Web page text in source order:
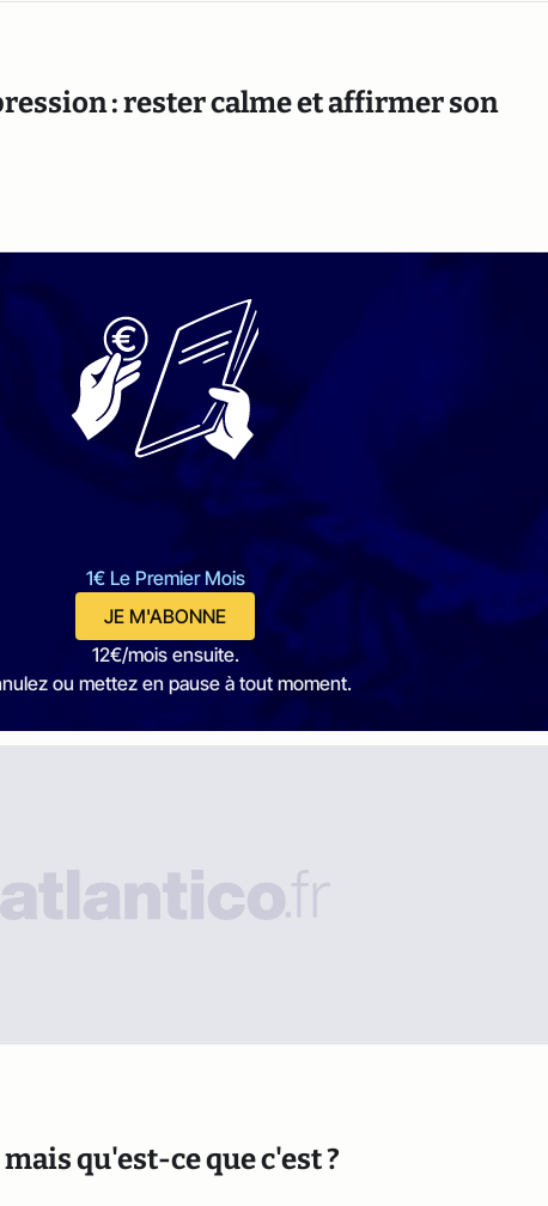
: rester calme et affirmer son
1€ Le Premier Mois
JE M'ABONNE
12€/mois ensuite.
ou mettez en pause à tout moment.
qu'est-ce que c'est ?